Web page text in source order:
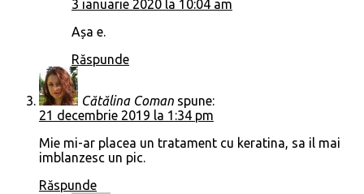
3 ianuarie 2020 la 10:04 am
Așa e.
Răspunde
Cătălina Coman spune:
21 decembrie 2019 la 1:34 pm
Mie mi-ar placea un tratament cu keratina, sa il mai
imblanzesc un pic.
Răspunde